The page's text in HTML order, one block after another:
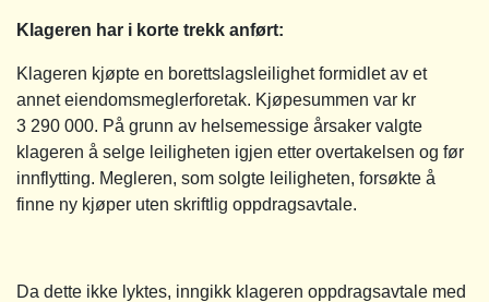
Klageren har i korte trekk anført:
Klageren kjøpte en borettslagsleilighet formidlet av et
annet eiendomsmeglerforetak. Kjøpesummen var kr
3 290 000. På grunn av helsemessige årsaker valgte
klageren å selge leiligheten igjen etter overtakelsen og før
innflytting. Megleren, som solgte leiligheten, forsøkte å
finne ny kjøper uten skriftlig oppdragsavtale.
Da dette ikke lyktes, inngikk klageren oppdragsavtale med